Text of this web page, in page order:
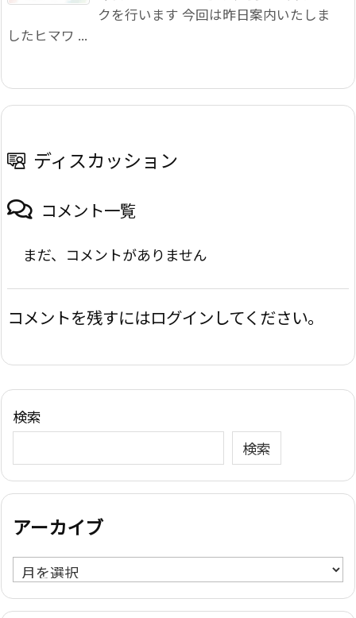
クを行います 今回は昨日案内いたしま
したヒマワ ...
ディスカッション
コメント一覧
まだ、コメントがありません
コメントを残すにはログインしてください。
検索
検索
アーカイブ
ア
ー
カ